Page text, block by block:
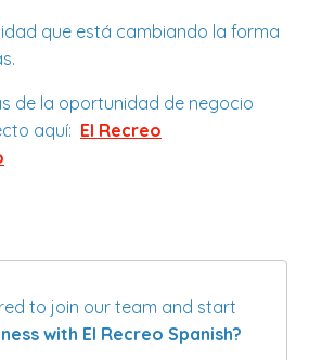
que está cambiando la forma
de la oportunidad de negocio
aquí: El Recreo
to join our team and start
with El Recreo Spanish?